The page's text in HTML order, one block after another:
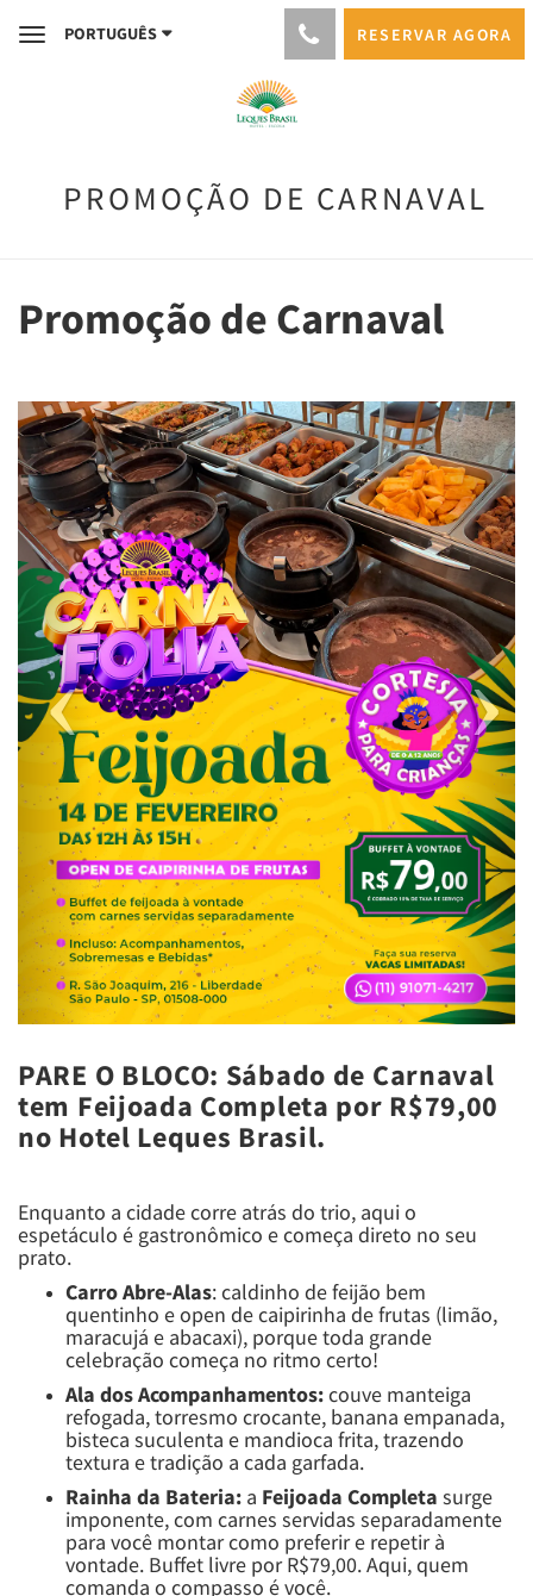
TogglePORTUGUÊS RESERVAR AGORA
PROMOÇÃO DE CARNAVAL
Promoção de Carnaval
Previous Next
PARE O BLOCO: Sábado de Carnaval
tem Feijoada Completa por R$79,00
no Hotel Leques Brasil.
Enquanto a cidade corre atrás do trio, aqui o
espetáculo é gastronômico e começa direto no seu
prato.
Carro Abre-Alas: caldinho de feijão bem
quentinho e open de caipirinha de frutas (limão,
maracujá e abacaxi), porque toda grande
celebração começa no ritmo certo!
Ala dos Acompanhamentos:couve manteiga
refogada, torresmo crocante, banana empanada,
bisteca suculenta e mandioca frita, trazendo
textura e tradição a cada garfada.
Rainha da Bateria: a Feijoada Completa surge
imponente, com carnes servidas separadamente
para você montar como preferir e repetir à
vontade. Buffet livre por R$79,00. Aqui, quem
comanda o compasso é você.